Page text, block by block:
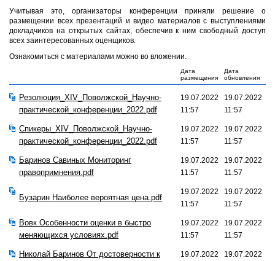
Учитывая это, организаторы конференции приняли решение о
размещении всех презентаций и видео материалов с выступлениями
докладчиков на открытых сайтах, обеспечив к ним свободный доступ
всех заинтересованных оценщиков.
Ознакомиться с материалами можно во вложении.
Дата
размещения
Дата
обновления
Резолюция_XIV_Поволжской_Научно-
практической_конференции_2022.pdf
19.07.2022
11:57
19.07.2022
11:57
Спикеры_XIV_Поволжской_Научно-
практической_конференции_2022.pdf
19.07.2022
11:57
19.07.2022
11:57
Баринов Савиных Мониторинг
правопримнения.pdf
19.07.2022
11:57
19.07.2022
11:57
Бузарин Наиболее вероятная цена.pdf
19.07.2022
11:57
19.07.2022
11:57
Вовк Особенности оценки в быстро
меняющихся условиях.pdf
19.07.2022
11:57
19.07.2022
11:57
Николай Баринов От достоверности к
19.07.2022
19.07.2022